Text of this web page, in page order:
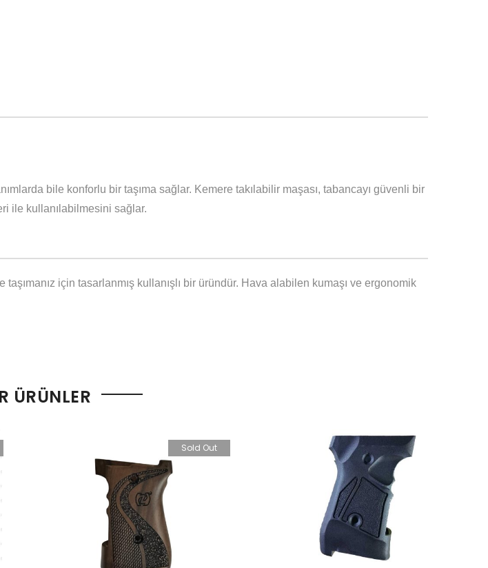
bile konforlu bir taşıma sağlar. Kemere takılabilir maşası, tabancayı güvenli bir
ile kullanılabilmesini sağlar.
için tasarlanmış kullanışlı bir üründür. Hava alabilen kumaşı ve ergonomik
ÜRÜNLER
Sold Out